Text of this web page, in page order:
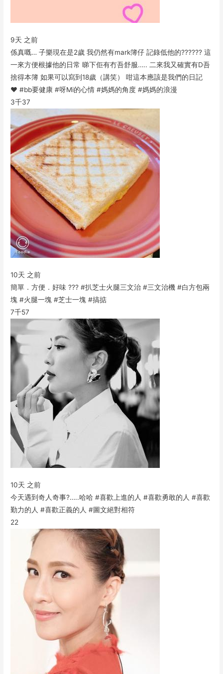
9天 之前
係真嘅… 子樂現在是2歲 我仍然有mark簿仔 記錄低他的?????? 這
一來方便根據他的日常 睇下佢有冇吾舒服….. 二來我又確實有D吾
捨得本簿 如果可以寫到18歲（講笑） 咁這本應該是我們的日記
❤️ #bb要健康 #呀Mi的心情 #媽媽的角度 #媽媽的浪漫
3千37
10天 之前
簡單．方便．好味 ??? #扒芝士火腿三文治 #三文治機 #白方包兩
塊 #火腿一塊 #芝士一塊 #搞掂
7千57
10天 之前
今天遇到奇人奇事?…..哈哈 #喜歡上進的人 #喜歡勇敢的人 #喜歡
勤力的人 #喜歡正義的人 #圖文絕對相符
22